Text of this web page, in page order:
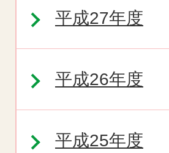
平成27年度
平成26年度
平成25年度